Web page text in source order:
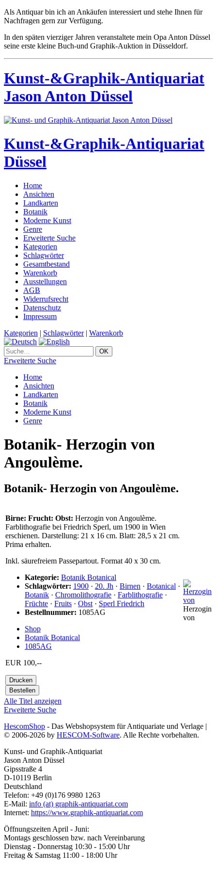
Als Antiquar bin ich an Ankäufen interessiert und stehe Ihnen für
Nachfragen gern zur Verfügung.
In den späten vierziger Jahren veranstaltete mein Opa Anton Düssel
seine erste kleine Buch-und Graphik-Auktion in Düsseldorf.
Kunst-&Graphik-Antiquariat
Jason Anton Düssel
Kunst-&Graphik-Antiquariat
Düssel
Home
Ansichten
Landkarten
Botanik
Moderne Kunst
Genre
Erweiterte Suche
Kategorien
Schlagwörter
Gesamtbestand
Warenkorb
Ausstellungen
AGB
Widerrufsrecht
Datenschutz
Impressum
Kategorien | Schlagwörter| Warenkorb
Erweiterte Suche
Home
Ansichten
Landkarten
Botanik
Moderne Kunst
Genre
Botanik- Herzogin von
Angoulème.
Botanik- Herzogin von Angoulème.
Birne: Frucht: Obst: Herzogin von Angoulème.
Farblithografie bei Friedrich Sperl, um 1900 in Wien
erschienen. Darstellung: 21 x 16 cm. Blatt: 28,5 x 21 cm.
Prima erhalten.
Inkl. säurefreiem Passepartout. Format 40 x 30 cm.
Kategorie: Botanik Botanical
Schlagwörter: 1900 · 20. Jh · Birnen · Botanical ·
Botanik · Chromolithografie · Farblithografie ·
Früchte · Fruits · Obst · Sperl Friedrich
Bestellnummer: 1085AG
Shop
Botanik Botanical
1085AG
EUR 100,--
Herzogin
von
Alle Titel anzeigen
Erweiterte Suche
HescomShop - Das Webshopsystem für Antiquariate und Verlage |
© 2006-2026 by HESCOM-Software. Alle Rechte vorbehalten.
Kunst- und Graphik-Antiquariat
Jason Anton Düssel
Gipsstraße 4
D-10119 Berlin
Deutschland
Telefon: +49 (0)176 9980 1263
E-Mail: info (at) graphik-antiquariat.com
Internet: https://www.graphik-antiquariat.com
Öffnungszeiten April - Juni:
Montags geschlossen bzw. nach Vereinbarung
Dienstag - Donnerstag 10:30 - 15:00 Uhr
Freitag & Samstag 11:00 - 18:00 Uhr